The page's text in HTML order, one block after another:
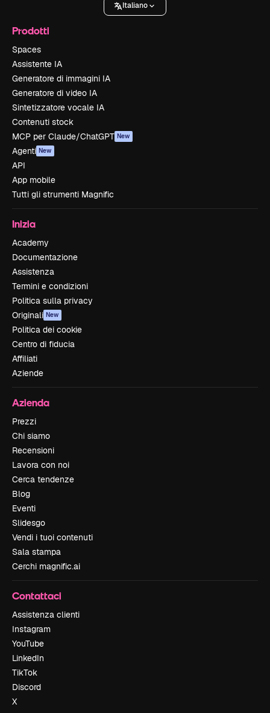
Italiano
Prodotti
Spaces
Assistente IA
Generatore di immagini IA
Generatore di video IA
Sintetizzatore vocale IA
Contenuti stock
MCP per Claude/ChatGPT New
Agenti New
API
App mobile
Tutti gli strumenti Magnific
Inizia
Academy
Documentazione
Assistenza
Termini e condizioni
Politica sulla privacy
Originali New
Politica dei cookie
Centro di fiducia
Affiliati
Aziende
Azienda
Prezzi
Chi siamo
Recensioni
Lavora con noi
Cerca tendenze
Blog
Eventi
Slidesgo
Vendi i tuoi contenuti
Sala stampa
Cerchi magnific.ai
Contattaci
Assistenza clienti
Instagram
YouTube
LinkedIn
TikTok
Discord
X